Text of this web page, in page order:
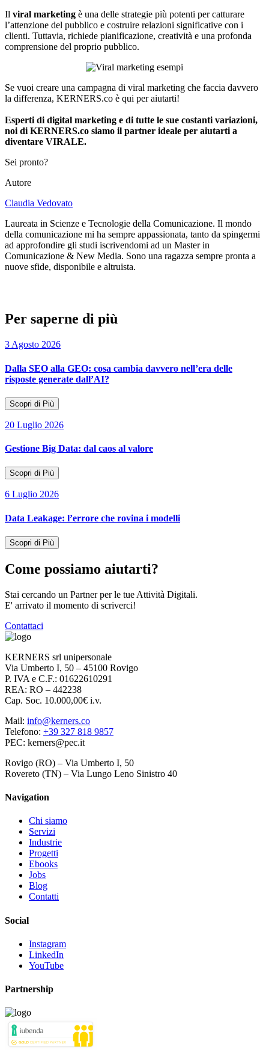
Il viral marketing è una delle strategie più potenti per catturare
l’attenzione del pubblico e costruire relazioni significative con i
clienti. Tuttavia, richiede pianificazione, creatività e una profonda
comprensione del proprio pubblico.
Se vuoi creare una campagna di viral marketing che faccia davvero
la differenza, KERNERS.co è qui per aiutarti!
Esperti di digital marketing e di tutte le sue costanti variazioni,
noi di KERNERS.co siamo il partner ideale per aiutarti a
diventare VIRALE.
Sei pronto?
Autore
Claudia Vedovato
Laureata in Scienze e Tecnologie della Comunicazione. Il mondo
della comunicazione mi ha sempre appassionata, tanto da spingermi
ad approfondire gli studi iscrivendomi ad un Master in
Comunicazione & New Media. Sono una ragazza sempre pronta a
nuove sfide, disponibile e altruista.
Per saperne di più
3 Agosto 2026
Dalla SEO alla GEO: cosa cambia davvero nell’era delle
risposte generate dall’AI?
Scopri di Più
20 Luglio 2026
Gestione Big Data: dal caos al valore
Scopri di Più
6 Luglio 2026
Data Leakage: l’errore che rovina i modelli
Scopri di Più
Come possiamo aiutarti?
Stai cercando un Partner per le tue Attività Digitali.
E' arrivato il momento di scriverci!
Contattaci
KERNERS srl unipersonale
Via Umberto I, 50 – 45100 Rovigo
P. IVA e C.F.: 01622610291
REA: RO – 442238
Cap. Soc. 10.000,00€ i.v.
Mail: info@kerners.co
Telefono: +39 327 818 9857
PEC: kerners@pec.it
Rovigo (RO) – Via Umberto I, 50
Rovereto (TN) – Via Lungo Leno Sinistro 40
Navigation
Chi siamo
Servizi
Industrie
Progetti
Ebooks
Jobs
Blog
Contatti
Social
Instagram
LinkedIn
YouTube
Partnership